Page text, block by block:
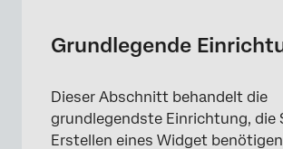
Grundlegende
Dieser Abschnitt behandelt die
grundlegendste Einrichtung, die
Erstellen eines Widget